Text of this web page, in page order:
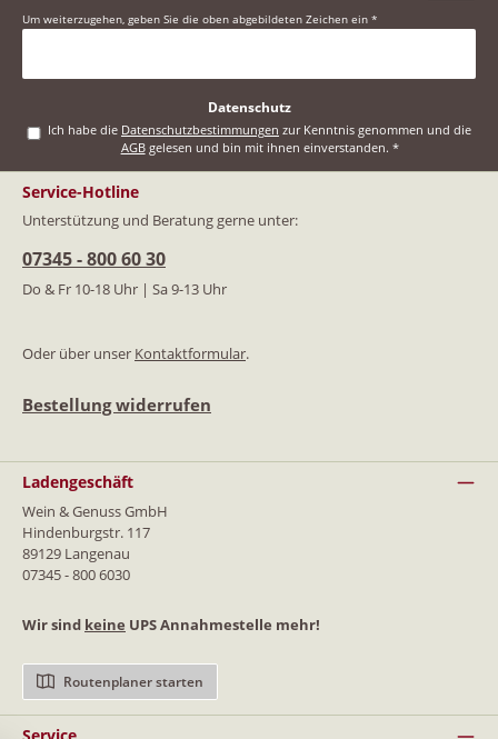
Um weiterzugehen, geben Sie die oben abgebildeten Zeichen ein *
Datenschutz
Ich habe die Datenschutzbestimmungen
zur Kenntnis genommen und die
AGBgelesen und bin mit ihnen einverstanden. *
Service-Hotline
Unterstützung und Beratung gerne unter:
07345 - 800 60 30
Do & Fr 10-18 Uhr | Sa 9-13 Uhr
Oder über unser Kontaktformular.
Bestellung widerrufen
Ladengeschäft
Wein & Genuss GmbH
Hindenburgstr. 117
89129 Langenau
07345 - 800 6030
Wir sind keine UPS Annahmestelle mehr!
Routenplaner starten